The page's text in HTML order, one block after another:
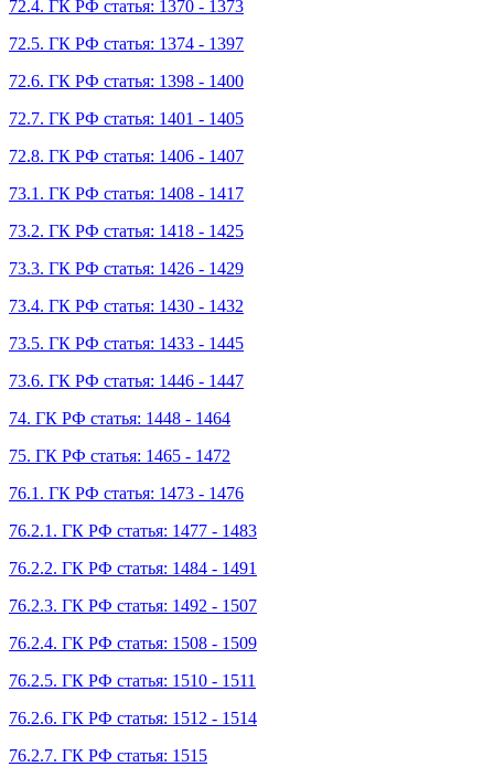
72.4. ГК РФ статья: 1370 - 1373
72.5. ГК РФ статья: 1374 - 1397
72.6. ГК РФ статья: 1398 - 1400
72.7. ГК РФ статья: 1401 - 1405
72.8. ГК РФ статья: 1406 - 1407
73.1. ГК РФ статья: 1408 - 1417
73.2. ГК РФ статья: 1418 - 1425
73.3. ГК РФ статья: 1426 - 1429
73.4. ГК РФ статья: 1430 - 1432
73.5. ГК РФ статья: 1433 - 1445
73.6. ГК РФ статья: 1446 - 1447
74. ГК РФ статья: 1448 - 1464
75. ГК РФ статья: 1465 - 1472
76.1. ГК РФ статья: 1473 - 1476
76.2.1. ГК РФ статья: 1477 - 1483
76.2.2. ГК РФ статья: 1484 - 1491
76.2.3. ГК РФ статья: 1492 - 1507
76.2.4. ГК РФ статья: 1508 - 1509
76.2.5. ГК РФ статья: 1510 - 1511
76.2.6. ГК РФ статья: 1512 - 1514
76.2.7. ГК РФ статья: 1515